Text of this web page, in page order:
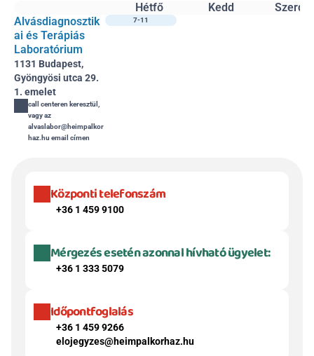
Hétfő Kedd
Szerda
Alvásdiagnosztik
ai és Terápiás
Laboratórium
1131 Budapest,
Gyöngyösi utca 29.
1. emelet
call centeren keresztül,
vagy az
alvaslabor@heimpalkor
haz.hu email címen
7-11
Központi telefonszám
+36 1 459 9100
Mérgezés esetén azonnal hívható ügyelet:
+36 1 333 5079
Időpontfoglalás
+36 1 459 9266
elojegyzes@heimpalkorhaz.hu